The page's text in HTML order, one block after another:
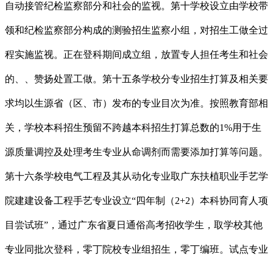
自动接管纪检监察部分和社会的监视。第十学校设立由学校带
领和纪检监察部分构成的测验招生监察小组，对招生工做全过
程实施监视。正在登科期间成立组，放置专人担任考生和社会
的、、赞扬处置工做。第十五条学校分专业招生打算及相关要
求均以生源省（区、市）发布的专业目次为准。按照教育部相
关，学校本科招生预留不跨越本科招生打算总数的1%用于生
源质量调控及处理考生专业从命调剂而需要添加打算等问题。
第十六条学校电气工程及其从动化专业取广东扶植职业手艺学
院建建设备工程手艺专业设立“四年制（2+2）本科协同育人项
目尝试班”，通过广东省夏日通俗高考招收学生，取学校其他
专业同批次登科，零丁院校专业组招生，零丁编班。试点专业